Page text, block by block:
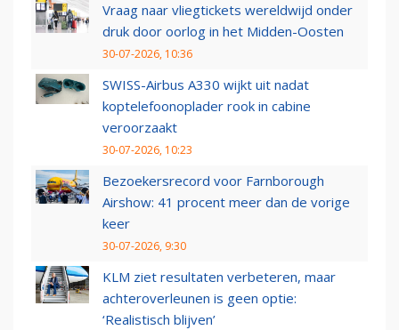
Vraag naar vliegtickets wereldwijd onder
druk door oorlog in het Midden-Oosten
30-07-2026, 10:36
SWISS-Airbus A330 wijkt uit nadat
koptelefoonoplader rook in cabine
veroorzaakt
30-07-2026, 10:23
Bezoekersrecord voor Farnborough
Airshow: 41 procent meer dan de vorige
keer
30-07-2026, 9:30
KLM ziet resultaten verbeteren, maar
achteroverleunen is geen optie:
‘Realistisch blijven’